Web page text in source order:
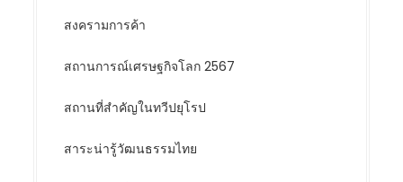
สงครามการค้า
สถานการณ์เศรษฐกิจโลก 2567
สถานที่สำคัญในทวีปยุโรป
สาระน่ารู้วัฒนธรรมไทย